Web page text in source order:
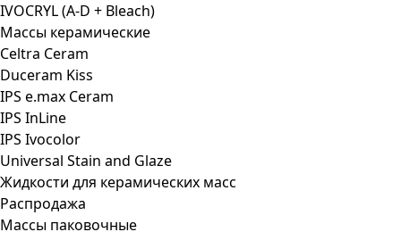
IVOCRYL (A-D + Bleach)
Массы керамические
Celtra Ceram
Duceram Kiss
IPS e.max Ceram
IPS InLine
IPS Ivocolor
Universal Stain and Glaze
Жидкости для керамических масс
Распродажа
Массы паковочные